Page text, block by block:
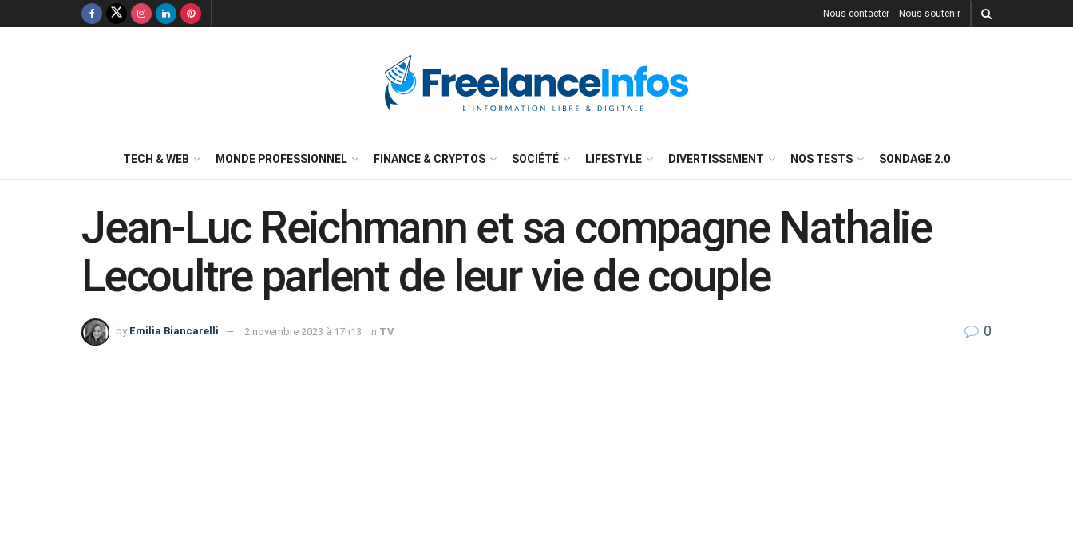
Nous contacter Nous soutenir
TECH & WEB MONDE PROFESSIONNEL FINANCE & CRYPTOS SOCIÉTÉ LIFESTYLE DIVERTISSEMENT NOS TESTS SONDAGE 2.0
Jean-Luc Reichmann et sa compagne Nathalie
Lecoultre parlent de leur vie de couple
by Emilia Biancarelli 2 novembre 2023 à 17h13 in TV 0